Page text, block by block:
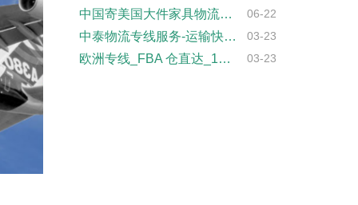
中国寄美国大件家具物流｜全屋家具海运空派··· 06-22
中泰物流专线服务-运输快捷可靠 03-23
欧洲专线_FBA 仓直达_12-35 天··· 03-23